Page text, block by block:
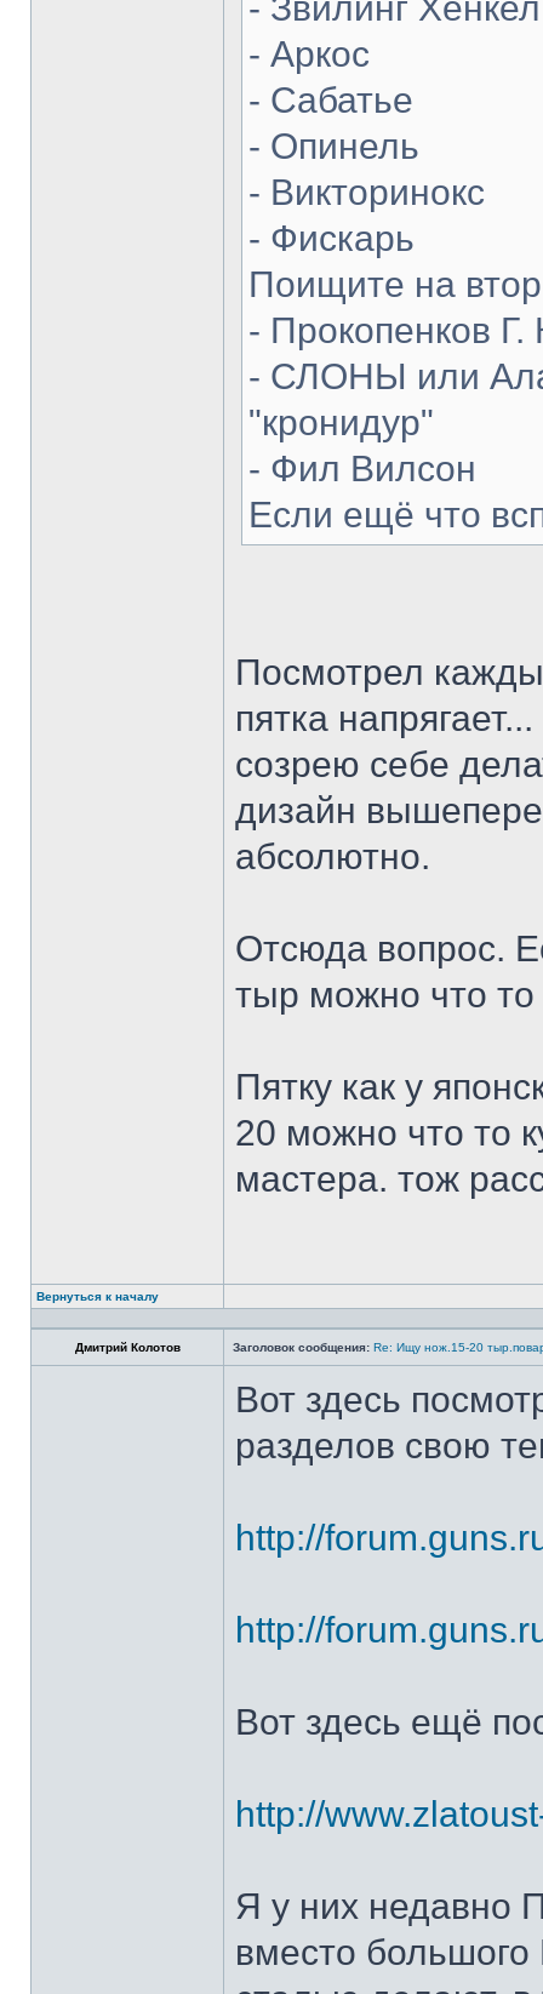
- Аркос
- Сабатье
- Опинель
- Викторинокс
- Фискарь
Поищите на
- Прокопенков Г.
- СЛОНЫ или
"кронидур"
- Фил Вилсон
Если ещё что
Посмотрел
пятка
созрею себе
дизайн
абсолютно.
Отсюда вопрос.
тыр можно что
Пятку как у
20 можно что то
мастера. тож
Вернуться к началу
Дмитрий Колотов Заголовок сообщения: Re: Ищу нож.15-20
Вот здесь
разделов свою
http://
http://
Вот здесь ещё
http://
Я у них недавно
вместо